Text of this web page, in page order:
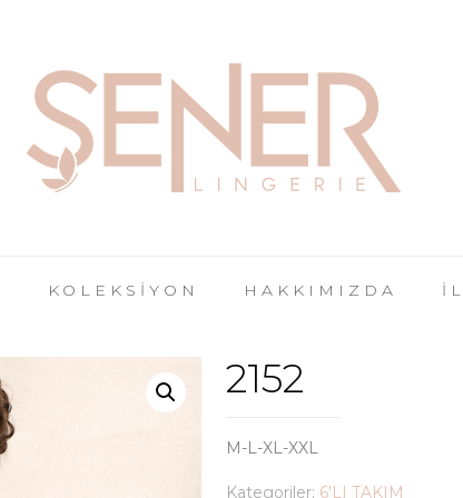
KOLEKSİYON HAKKIMIZDA
2152
M-L-XL-XXL
Kategoriler: 6'LI TAKIM